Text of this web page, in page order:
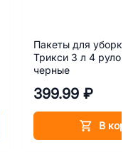
Пакеты для уборки
Трикси 3 л 4
черные
399.99 ₽
В